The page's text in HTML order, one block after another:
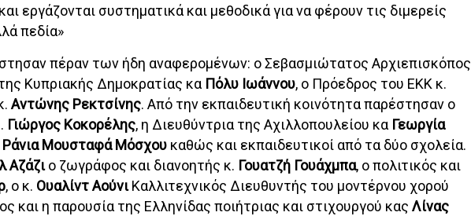
εργάζονται συστηματικά και μεθοδικά για να φέρουν τις διμερείς
πεδία»
πέραν των ήδη αναφερομένων: ο Σεβασμιώτατος Αρχιεπισκόπος
Κυπριακής Δημοκρατίας κα Πόλυ Ιωάννου, ο Πρόεδρος του ΕΚΚ κ.
Αντώνης Ρεκτσίνης. Από την εκπαιδευτική κοινότητα παρέστησαν ο
Γιώργος Κοκορέλης, η Διευθύντρια της Αχιλλοπουλείου κα Γεωργία
Ράνια Μουσταφά Μόσχου καθώς και εκπαιδευτικοί από τα δύο σχολεία.
Αζάζιο ζωγράφος και διανοητής κ. Γουατζή Γουάχμπα, ο πολιτικός και
, ο κ. Ουαλίντ ΑούνιΚαλλιτεχνικός Διευθυντής του μοντέρνου χορού
και η παρουσία της Ελληνίδας ποιήτριας και στιχουργού κας Λίνας